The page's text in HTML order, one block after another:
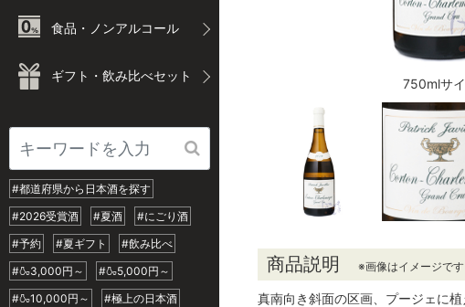
食品・ノンアルコール
ギフト・飲み比べセット
#都道府県から日本酒を探す
#2026受賞酒
#夏酒
#にごり酒
#予約
#夏ギフト
#飲み比べ
#🍶3,000円～
#🍶5,000円～
#🍶10,000円～
#極上の日本酒
750mlサ
商品説明 ※画像はイメージです
真南向き斜面の区画、プージェに